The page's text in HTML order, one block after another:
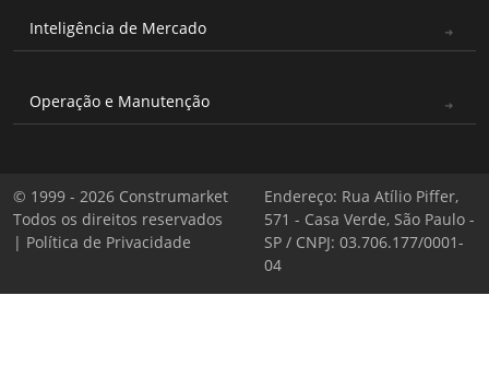
Inteligência de Mercado
Operação e Manutenção
© 1999 - 2026 Construmarket
Todos os direitos reservados
| Política de Privacidade
Endereço: Rua Atílio Piffer,
571 - Casa Verde, São Paulo -
SP / CNPJ: 03.706.177/0001-
04